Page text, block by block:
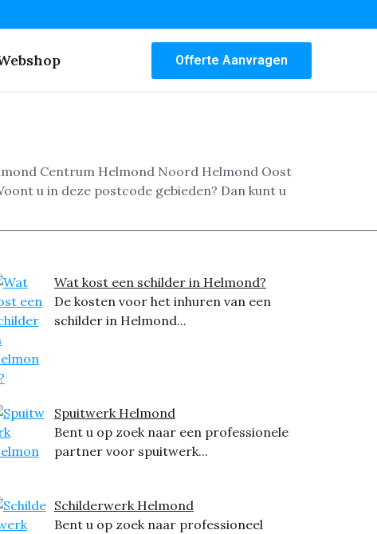
Offerte Aanvragen
Centrum Helmond Noord Helmond Oost
u in deze postcode gebieden? Dan kunt u
Wat kost een schilder in Helmond?
De kosten voor het inhuren van een
schilder in Helmond...
Spuitwerk Helmond
Bent u op zoek naar een professionele
partner voor spuitwerk...
Schilderwerk Helmond
Bent u op zoek naar professioneel